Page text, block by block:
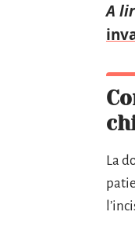
A
La